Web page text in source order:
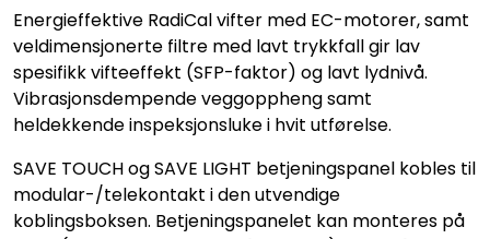
Energieffektive RadiCal vifter med EC-motorer, samt
veldimensjonerte filtre med lavt trykkfall gir lav
spesifikk vifteeffekt (SFP-faktor) og lavt lydnivå.
Vibrasjonsdempende veggoppheng samt
heldekkende inspeksjonsluke i hvit utførelse.
SAVE TOUCH og SAVE LIGHT betjeningspanel kobles til
modular-/telekontakt i den utvendige
koblingsboksen. Betjeningspanelet kan monteres på